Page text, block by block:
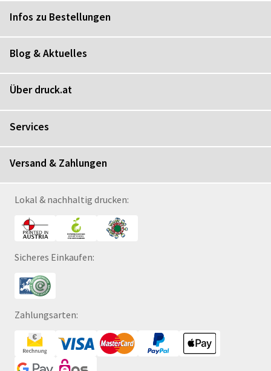
Infos zu Bestellungen
Blog & Aktuelles
Über druck.at
Services
Versand & Zahlungen
Lokal & nachhaltig drucken:
Sicheres Einkaufen:
Zahlungsarten: